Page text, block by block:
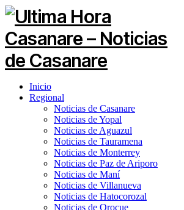
Inicio
Regional
Noticias de Casanare
Noticias de Yopal
Noticias de Aguazul
Noticias de Tauramena
Noticias de Monterrey
Noticias de Paz de Ariporo
Noticias de Maní
Noticias de Villanueva
Noticias de Hatocorozal
Noticias de Orocue